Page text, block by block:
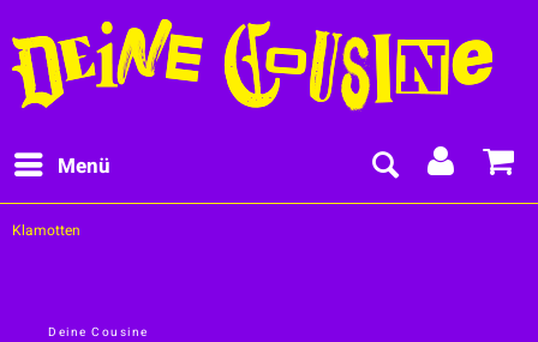
Menü
Klamotten
Deine Cousine